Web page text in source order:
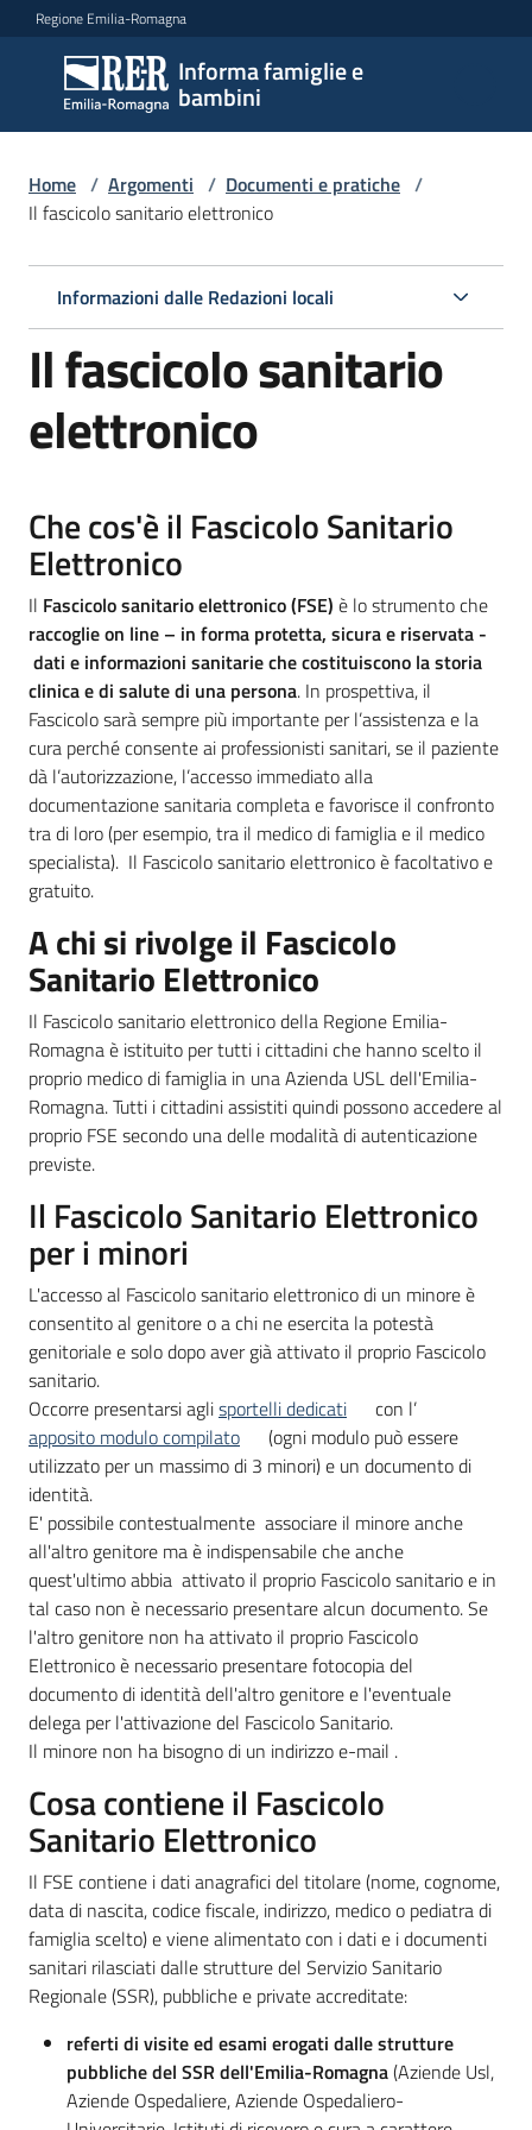
Vai al contenuto
Vai alla navigazione
Vai al footer
Regione Emilia-Romagna
Informa famiglie e
bambini
Informa
famiglie
e
bambini
Argomenti
Servizi
Centri
famiglie
Informazioni
locali
Newsletter
Home / Argomenti / Documenti e pratiche /
Il fascicolo sanitario elettronico
Informazioni dalle Redazioni locali
Il fascicolo sanitario
elettronico
Che cos'è il Fascicolo Sanitario
Elettronico
Il Fascicolo sanitario elettronico (FSE) è lo strumento che
raccoglie on line – in forma protetta, sicura e riservata -
dati e informazioni sanitarie che costituiscono la storia
clinica e di salute di una persona. In prospettiva, il
Fascicolo sarà sempre più importante per l’assistenza e la
cura perché consente ai professionisti sanitari, se il paziente
dà l’autorizzazione, l’accesso immediato alla
documentazione sanitaria completa e favorisce il confronto
tra di loro (per esempio, tra il medico di famiglia e il medico
specialista). Il Fascicolo sanitario elettronico è facoltativo e
gratuito.
A chi si rivolge il Fascicolo
Sanitario Elettronico
Il Fascicolo sanitario elettronico della Regione Emilia-
Romagna è istituito per tutti i cittadini che hanno scelto il
proprio medico di famiglia in una Azienda USL dell'Emilia-
Romagna. Tutti i cittadini assistiti quindi possono accedere al
proprio FSE secondo una delle modalità di autenticazione
previste.
Il Fascicolo Sanitario Elettronico
per i minori
L'accesso al Fascicolo sanitario elettronico di un minore è
consentito al genitore o a chi ne esercita la potestà
genitoriale e solo dopo aver già attivato il proprio Fascicolo
sanitario.
Occorre presentarsi aglisportelli dedicati
con l’
apposito modulo compilato
(ogni modulo può essere
utilizzato per un massimo di 3 minori) e un documento di
identità.
E' possibile contestualmente associare il minore anche
all'altro genitore ma è indispensabile che anche
quest'ultimo abbia attivato il proprio Fascicolo sanitario e in
tal caso non è necessario presentare alcun documento. Se
l'altro genitore non ha attivato il proprio Fascicolo
Elettronico è necessario presentare fotocopia del
documento di identità dell'altro genitore e l'eventuale
delega per l'attivazione del Fascicolo Sanitario.
Il minore non ha bisogno di un indirizzo e-mail .
Cosa contiene il Fascicolo
Sanitario Elettronico
Il FSE contiene i dati anagrafici del titolare (nome, cognome,
data di nascita, codice fiscale, indirizzo, medico o pediatra di
famiglia scelto) e viene alimentato con i dati e i documenti
sanitari rilasciati dalle strutture del Servizio Sanitario
Regionale (SSR), pubbliche e private accreditate:
referti di visite ed esami erogati dalle strutture
pubbliche del SSR dell'Emilia-Romagna(Aziende Usl,
Aziende Ospedaliere, Aziende Ospedaliero-